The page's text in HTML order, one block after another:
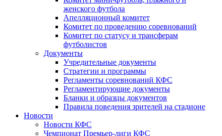
женского футбола
Апелляционный комитет
Комитет по проведению соревнований
Комитет по статусу и трансферам
футболистов
Документы
Учредительные документы
Стратегии и программы
Регламенты соревнований КФС
Регламентирующие документы
Бланки и образцы документов
Правила поведения зрителей на стадионе
Новости
Новости КФС
Чемпионат Премьер-лиги КФС